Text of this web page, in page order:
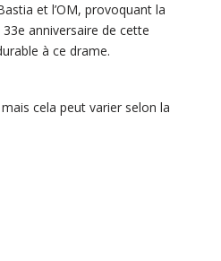
et l’OM, provoquant la
anniversaire de cette
à ce drame.
cela peut varier selon la